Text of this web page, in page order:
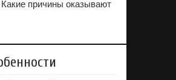
причины оказывают